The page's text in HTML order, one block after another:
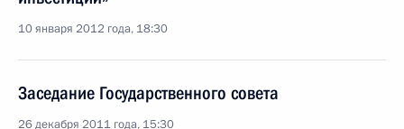
10 января 2012 года, 18:30
Заседание Государственного совета
26 декабря 2011 года, 15:30